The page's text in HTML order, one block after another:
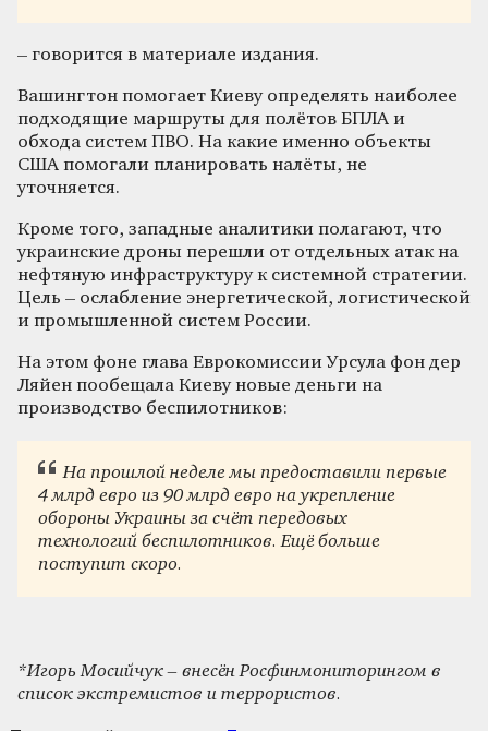
– говорится в материале издания.
Вашингтон помогает Киеву определять наиболее
подходящие маршруты для полётов БПЛА и
обхода систем ПВО. На какие именно объекты
США помогали планировать налёты, не
уточняется.
Кроме того, западные аналитики полагают, что
украинские дроны перешли от отдельных атак на
нефтяную инфраструктуру к системной стратегии.
Цель – ослабление энергетической, логистической
и промышленной систем России.
На этом фоне глава Еврокомиссии Урсула фон дер
Ляйен пообещала Киеву новые деньги на
производство беспилотников:
На прошлой неделе мы предоставили первые
4 млрд евро из 90 млрд евро на укрепление
обороны Украины за счёт передовых
технологий беспилотников. Ещё больше
поступит скоро.
*Игорь Мосийчук – внесён Росфинмониторингом в
список экстремистов и террористов.